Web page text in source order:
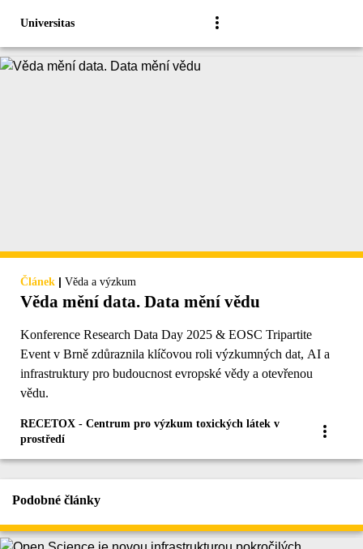
Universitas
Článek | Věda a výzkum
Věda mění data. Data mění vědu
Konference Research Data Day 2025 & EOSC Tripartite
Event v Brně zdůraznila klíčovou roli výzkumných dat, AI a
infrastruktury pro budoucnost evropské vědy a otevřenou
vědu.
RECETOX - Centrum pro výzkum toxických látek v
prostředí
Podobné články